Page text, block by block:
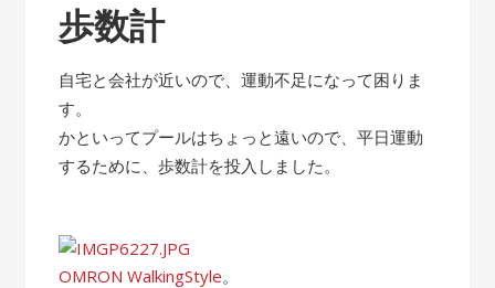
歩数計
自宅と会社が近いので、運動不足になって困りま
す。
かといってプールはちょっと遠いので、平日運動
するために、歩数計を投入しました。
OMRON WalkingStyle。